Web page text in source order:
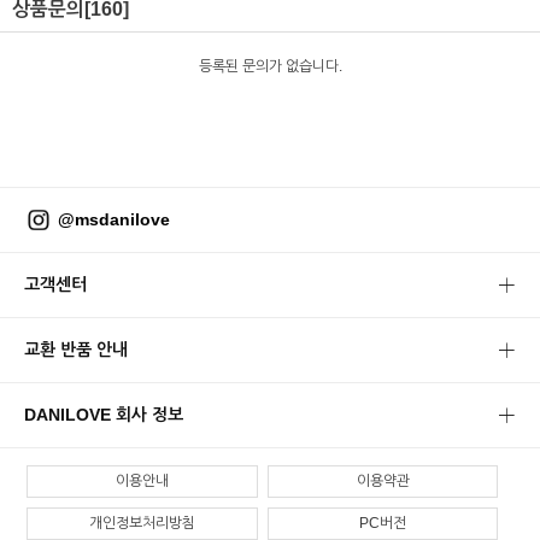
상품문의 [160]
등록된 문의가 없습니다.
@msdanilove
고객센터
교환 반품 안내
DANILOVE 회사 정보
이용안내 이용약관
개인정보처리방침 PC버전